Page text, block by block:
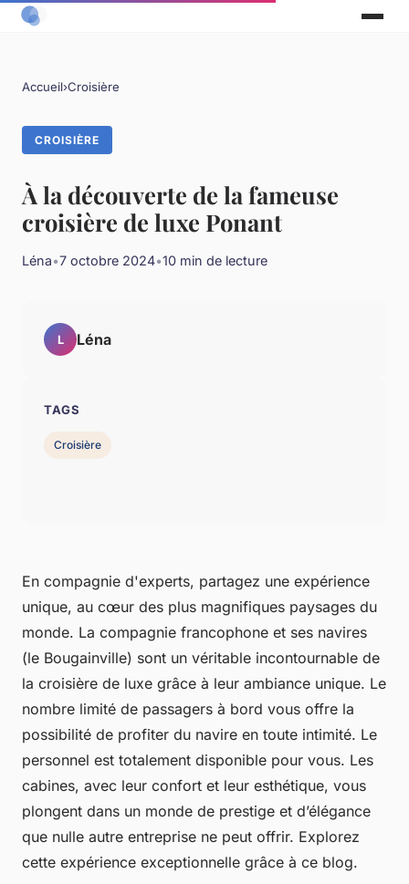
Accueil›Croisière
CROISIÈRE
À la découverte de la fameuse
croisière de luxe Ponant
Léna•7 octobre 2024•10 min de lecture
En compagnie d'experts, partagez une expérience
unique, au cœur des plus magnifiques paysages du
monde. La compagnie francophone et ses navires
(le Bougainville) sont un véritable incontournable de
la croisière de luxe grâce à leur ambiance unique. Le
nombre limité de passagers à bord vous offre la
possibilité de profiter du navire en toute intimité. Le
personnel est totalement disponible pour vous. Les
cabines, avec leur confort et leur esthétique, vous
plongent dans un monde de prestige et d’élégance
que nulle autre entreprise ne peut offrir. Explorez
cette expérience exceptionnelle grâce à ce blog.
L Léna
TAGS
Croisière